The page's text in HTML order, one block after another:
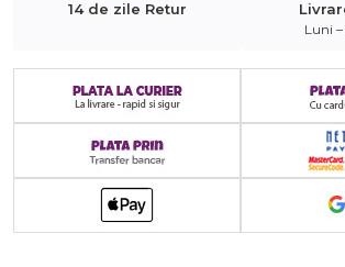
14 de zile Retur
Luni